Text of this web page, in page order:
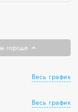
городе
Весь график
Весь график